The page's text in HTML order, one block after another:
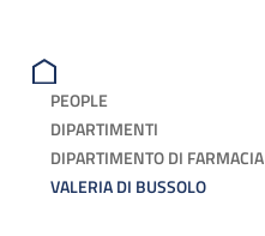
PEOPLE
DIPARTIMENTI
DIPARTIMENTO DI FARMACIA
VALERIA DI BUSSOLO